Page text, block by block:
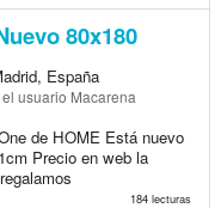
80x180
España
usuario Macarena
de HOME Está nuevo
Precio en web la
184 lecturas